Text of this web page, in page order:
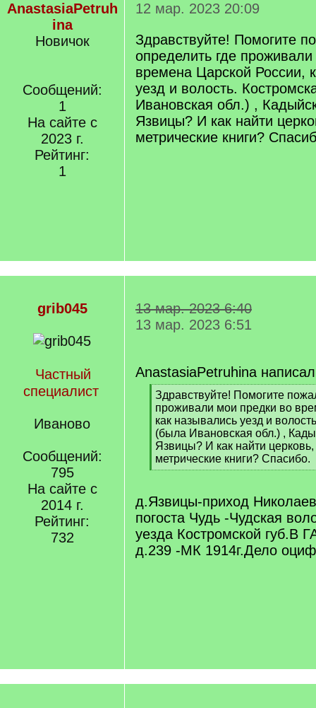
AnastasiaPetruh
ina
Новичок
Сообщений:
1
На сайте с
2023 г.
Рейтинг:
1
12 мар. 2023 20:09
Здравствуйте! Помогите
определить где
времена Царской России,
уезд и волость.
Ивановская обл.) ,
Язвицы? И как найти
метрические книги?
grib045
Частный
специалист
Иваново
Сообщений:
795
На сайте с
2014 г.
Рейтинг:
732
13 мар. 2023 6:40
13 мар. 2023 6:51
AnastasiaPetruhina
[
q
]
Здравствуйте! Помогите
проживали мои предки во
как назывались уезд и
(была Ивановская обл.) ,
Язвицы? И как найти
метрические книги? Спасибо.
[
q
]
д.Язвицы-приход
погоста Чудь -Чудская
уезда Костромской губ.В
д.239 -МК 1914г.Дело